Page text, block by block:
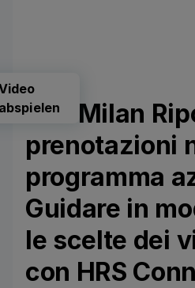
CLF Milan
prenotazioni
programma
Guidare in
le scelte dei
con HRS